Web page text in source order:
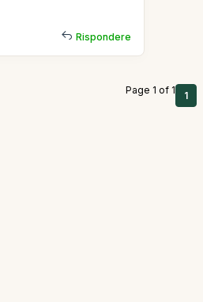
Rispondere
Page 1 of 1 1